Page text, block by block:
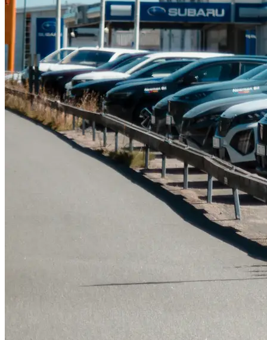
Leapmotor
Tillbehör & reservdelar